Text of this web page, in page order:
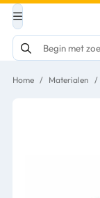
Home / Materialen /